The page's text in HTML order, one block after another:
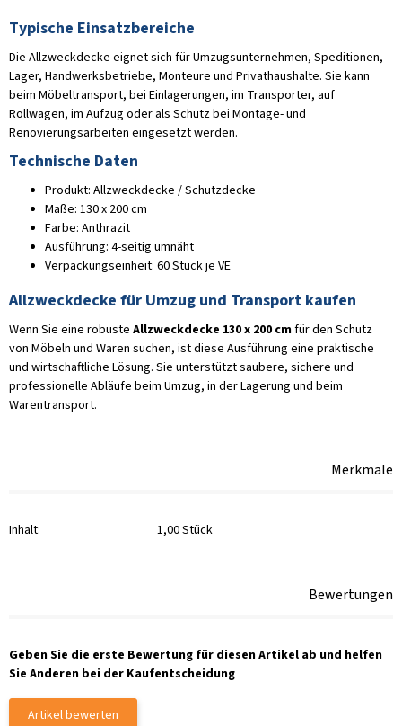
Typische Einsatzbereiche
Die Allzweckdecke eignet sich für Umzugsunternehmen, Speditionen,
Lager, Handwerksbetriebe, Monteure und Privathaushalte. Sie kann
beim Möbeltransport, bei Einlagerungen, im Transporter, auf
Rollwagen, im Aufzug oder als Schutz bei Montage- und
Renovierungsarbeiten eingesetzt werden.
Technische Daten
Produkt: Allzweckdecke / Schutzdecke
Maße: 130 x 200 cm
Farbe: Anthrazit
Ausführung: 4-seitig umnäht
Verpackungseinheit: 60 Stück je VE
Allzweckdecke für Umzug und Transport kaufen
Wenn Sie eine robuste Allzweckdecke 130 x 200 cmfür den Schutz
von Möbeln und Waren suchen, ist diese Ausführung eine praktische
und wirtschaftliche Lösung. Sie unterstützt saubere, sichere und
professionelle Abläufe beim Umzug, in der Lagerung und beim
Warentransport.
Merkmale
Inhalt: 1,00 Stück
Bewertungen
Geben Sie die erste Bewertung für diesen Artikel ab und helfen
Sie Anderen bei der Kaufentscheidung
Artikel bewerten